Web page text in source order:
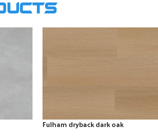
Fulham dryback dark oak